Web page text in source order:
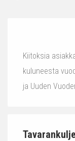
Kiitoksia
kuluneesta
ja Uuden